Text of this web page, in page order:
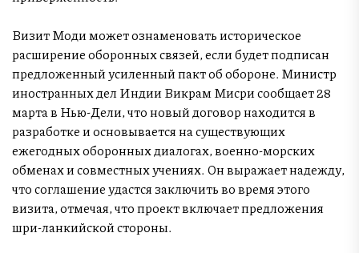
Визит Моди может ознаменовать историческое
расширение оборонных связей, если будет подписан
предложенный усиленный пакт об обороне. Министр
иностранных дел Индии Викрам Мисри сообщает 28
марта в Нью-Дели, что новый договор находится в
разработке и основывается на существующих
ежегодных оборонных диалогах, военно-морских
обменах и совместных учениях. Он выражает надежду,
что соглашение удастся заключить во время этого
визита, отмечая, что проект включает предложения
шри-ланкийской стороны.